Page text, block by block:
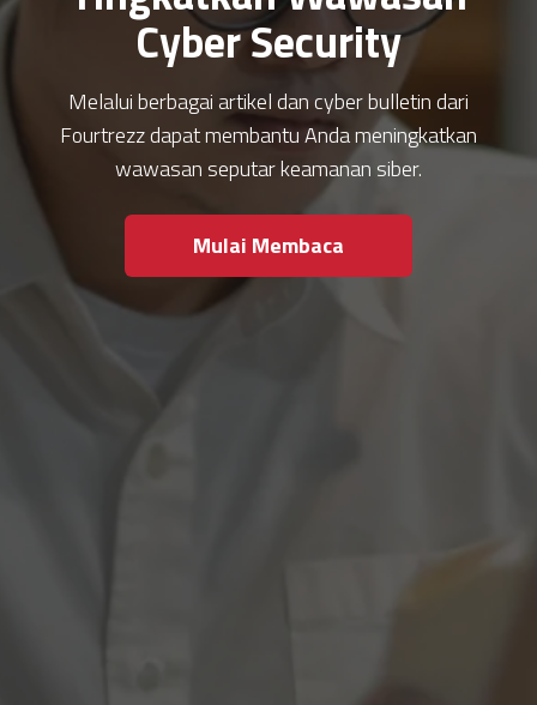
Cyber Security
Melalui berbagai artikel dan cyber bulletin dari
Fourtrezz dapat membantu Anda meningkatkan
wawasan seputar keamanan siber.
Mulai Membaca